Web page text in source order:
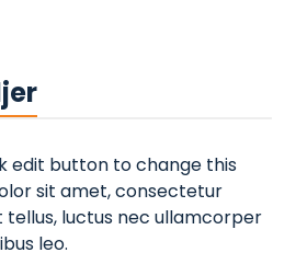
edit button to change this
sit amet, consectetur
tellus, luctus nec ullamcorper
leo.